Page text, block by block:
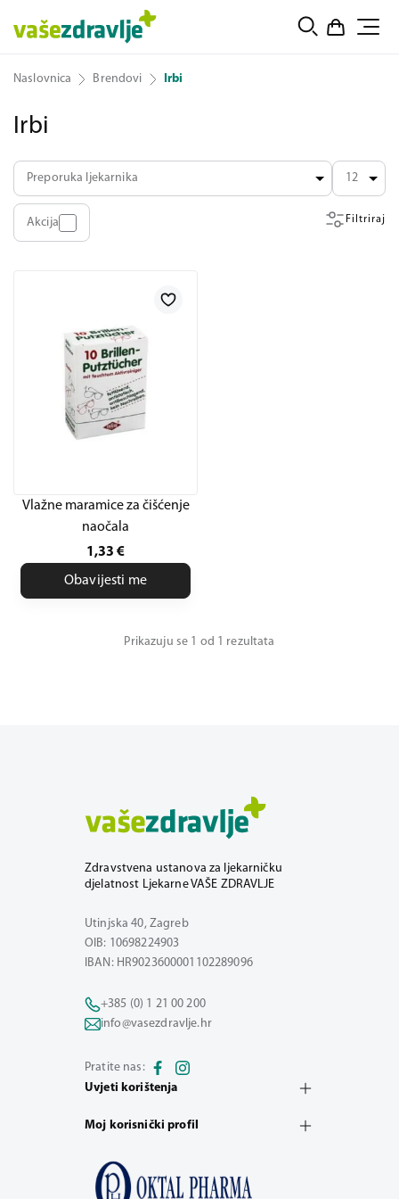
Naslovnica Brendovi Irbi
Irbi
Filtriraj
Akcija
Preporuka ljekarnika 12
Vlažne maramice za čišćenje
naočala
1,33 €
Obavijesti me
Prikazuju se 1 od 1 rezultata
Zdravstvena ustanova za ljekarničku
djelatnost Ljekarne VAŠE ZDRAVLJE
Utinjska 40, Zagreb
OIB: 10698224903
IBAN: HR9023600001102289096
+385 (0) 1 21 00 200
info@vasezdravlje.hr
Pratite nas:
Uvjeti korištenja
Moj korisnički profil